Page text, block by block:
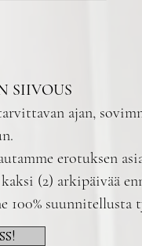
SIIVOUS
ajan,
erotuksen
(2) arkipäivää
100% suunnitellusta